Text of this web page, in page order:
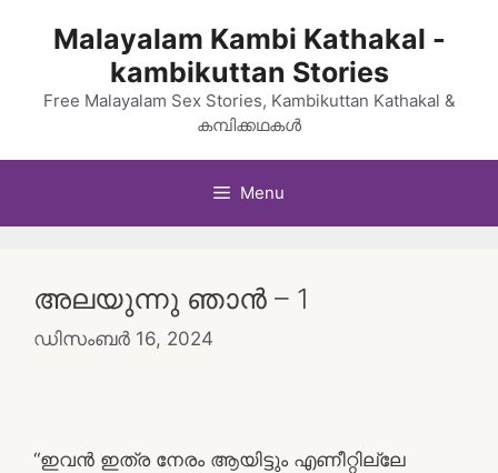
Malayalam Kambi Kathakal -
kambikuttan Stories
Free Malayalam Sex Stories, Kambikuttan Kathakal &
കമ്പിക്കഥകൾ
Menu
അലയുന്നു ഞാൻ – 1
ഡിസംബർ 16, 2024
“ഇവൻ ഇത്ര നേരം ആയിട്ടും എണീറ്റില്ലേ